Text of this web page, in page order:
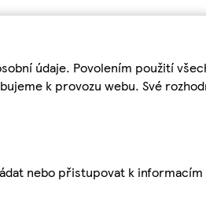
údaje. Povolením použití
k provozu webu. Své
nebo přistupovat k informacím